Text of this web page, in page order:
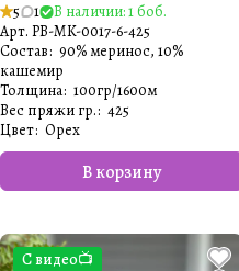
5 1
В наличии: 1 боб.
Арт. PB-MK-0017-6-425
В корзину
Состав: 90% меринос, 10%
кашемир
Толщина: 100гр/1600м
Вес пряжи гр.: 425
Цвет: Орех
С видео📺